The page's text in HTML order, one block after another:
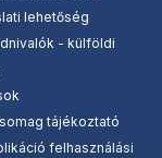
lehetőség
- külföldi
tájékoztató
felhasználási